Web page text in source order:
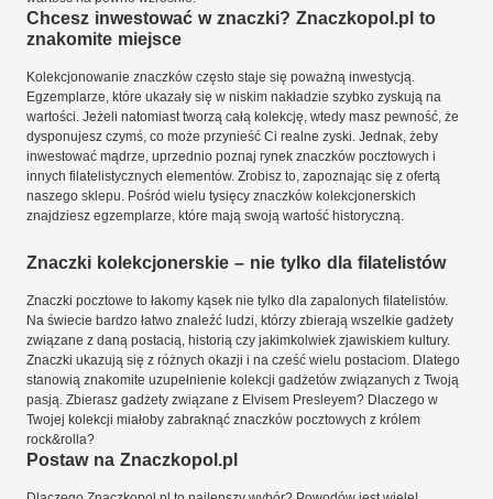
Chcesz inwestować w znaczki? Znaczkopol.pl to
znakomite miejsce
Kolekcjonowanie znaczków często staje się poważną inwestycją.
Egzemplarze, które ukazały się w niskim nakładzie szybko zyskują na
wartości. Jeżeli natomiast tworzą całą kolekcję, wtedy masz pewność, że
dysponujesz czymś, co może przynieść Ci realne zyski. Jednak, żeby
inwestować mądrze, uprzednio poznaj rynek znaczków pocztowych i
innych filatelistycznych elementów. Zrobisz to, zapoznając się z ofertą
naszego sklepu. Pośród wielu tysięcy znaczków kolekcjonerskich
znajdziesz egzemplarze, które mają swoją wartość historyczną.
Znaczki kolekcjonerskie – nie tylko dla filatelistów
Znaczki pocztowe to łakomy kąsek nie tylko dla zapalonych filatelistów.
Na świecie bardzo łatwo znaleźć ludzi, którzy zbierają wszelkie gadżety
związane z daną postacią, historią czy jakimkolwiek zjawiskiem kultury.
Znaczki ukazują się z różnych okazji i na cześć wielu postaciom. Dlatego
stanowią znakomite uzupełnienie kolekcji gadżetów związanych z Twoją
pasją. Zbierasz gadżety związane z Elvisem Presleyem? Dlaczego w
Twojej kolekcji miałoby zabraknąć znaczków pocztowych z królem
rock&rolla?
Postaw na Znaczkopol.pl